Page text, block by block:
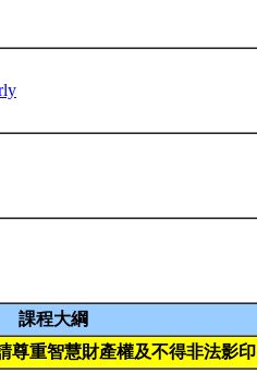
課程大綱
尊重智慧財產權及不得非法影印